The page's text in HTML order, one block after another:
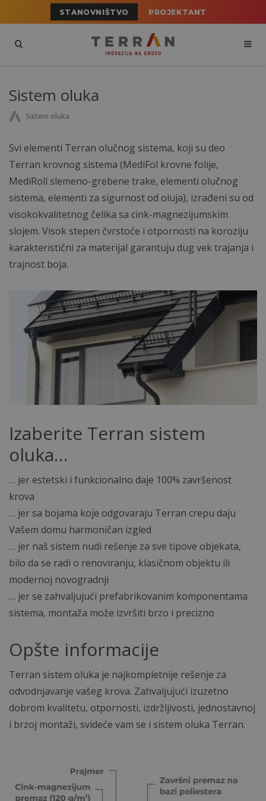
STANOVNIŠTVO PROJEKTANT
Sistem oluka
Sistem oluka
Svi elementi Terran olučnog sistema, koji su deo
Terran krovnog sistema (MediFol krovne folije,
MediRoll slemeno-grebene trake, elementi olučnog
sistema, elementi za sigurnost od oluja), izrađeni su od
visokokvalitetnog čelika sa cink-magnezijumskim
slojem. Visok stepen čvrstoće i otpornosti na koroziju
karakteristični za materijal garantuju dug vek trajanja i
trajnost boja.
Izaberite Terran sistem
oluka…
… jer estetski i funkcionalno daje 100% završenost
krova
… jer sa bojama koje odgovaraju Terran crepu daju
Vašem domu harmoničan izgled
… jer naš sistem nudi rešenje za sve tipove objekata,
bilo da se radi o renoviranju, klasičnom objektu ili
modernoj novogradnji
… jer se zahvaljujući prefabrikovanim komponentama
sistema, montaža može izvršiti brzo i precizno
Opšte informacije
Terran sistem oluka je najkompletnije rešenje za
odvodnjavanje vašeg krova. Zahvaljujući izuzetno
dobrom kvalitetu, otpornosti, izdržljivosti, jednostavnoj
i brzoj montaži, svideće vam se i sistem oluka Terran.